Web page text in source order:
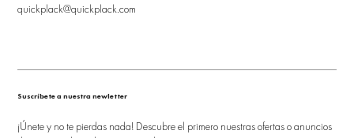
quickplack@quickplack.com
Suscríbete a nuestra newletter
¡Únete y no te pierdas nada! Descubre el primero nuestras ofertas o anuncios